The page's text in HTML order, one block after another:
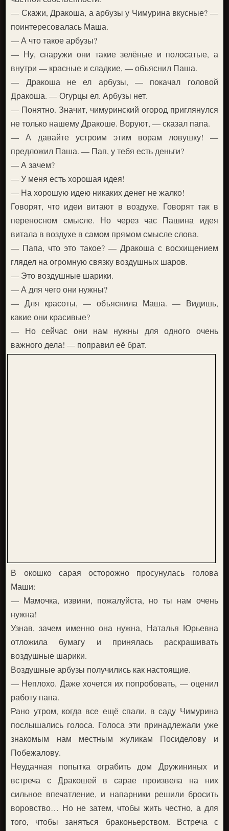
— Скажи, Дракоша, а арбузы у Чимурина вкусные? —
поинтересовалась Маша.
— А что такое арбузы?
— Ну, снаружи они такие зелёные и полосатые, а
внутри — красные и сладкие, — объяснил Паша.
— Дракоша не ел арбузы, — покачал головой
Дракоша. — Огурцы ел. Арбузы нет.
— Понятно. Значит, чимуринский огород приглянулся
не только нашему Дракоше. Воруют, — сказал папа.
— А давайте устроим этим ворам ловушку! —
предложил Паша. — Пап, у тебя есть деньги?
— А зачем?
— У меня есть хорошая идея!
— На хорошую идею никаких денег не жалко!
Говорят, что идеи витают в воздухе. Говорят так в
переносном смысле. Но через час Пашина идея
витала в воздухе в самом прямом смысле слова.
— Папа, что это такое? — Дракоша с восхищением
глядел на огромную связку воздушных шаров.
— Это воздушные шарики.
— А для чего они нужны?
— Для красоты, — объяснила Маша. — Видишь,
какие они красивые?
— Но сейчас они нам нужны для одного очень
важного дела! — поправил её брат.
В окошко сарая осторожно просунулась голова
Маши:
— Мамочка, извини, пожалуйста, но ты нам очень
нужна!
Узнав, зачем именно она нужна, Наталья Юрьевна
отложила бумагу и принялась раскрашивать
воздушные шарики.
Воздушные арбузы получились как настоящие.
— Неплохо. Даже хочется их попробовать, — оценил
работу папа.
Рано утром, когда все ещё спали, в саду Чимурина
послышались голоса. Голоса эти принадлежали уже
знакомым нам местным жуликам Посиделову и
Побежалову.
Неудачная попытка ограбить дом Дружининых и
встреча с Дракошей в сарае произвела на них
сильное впечатление, и напарники решили бросить
воровство… Но не затем, чтобы жить честно, а для
того, чтобы заняться браконьерством. Встреча с